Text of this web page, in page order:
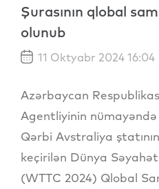
Şurasının qlobal
olunub
11 Oktyabr 2024 16:04
Azərbaycan
Agentliyinin
Qərbi Avstraliya
keçirilən Dünya Səyahət
(WTTC 2024) Qlobal